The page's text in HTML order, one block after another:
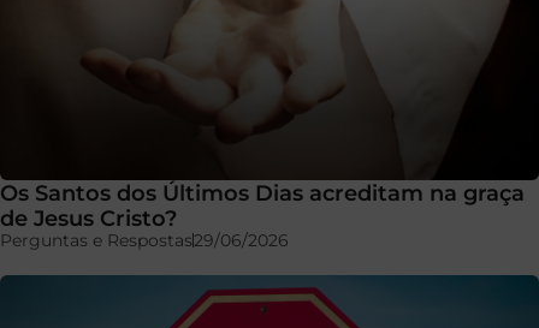
Os Santos dos Últimos Dias acreditam na graça
de Jesus Cristo?
Perguntas e Respostas29/06/2026